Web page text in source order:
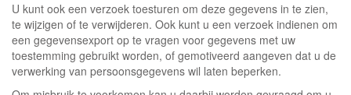
U kunt ook een verzoek toesturen om deze gegevens in te zien,
te wijzigen of te verwijderen. Ook kunt u een verzoek indienen om
een gegevensexport op te vragen voor gegevens met uw
toestemming gebruikt worden, of gemotiveerd aangeven dat u de
verwerking van persoonsgegevens wil laten beperken.